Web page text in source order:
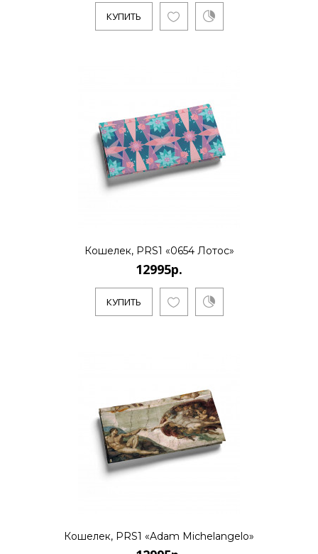
КУПИТЬ
Кошелек, PRS1 «0654 Лотос»
12995р.
КУПИТЬ
Кошелек, PRS1 «Adam Michelangelo»